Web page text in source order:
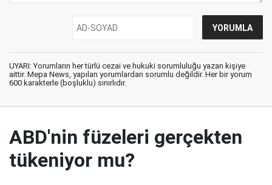
UYARI: Yorumların her türlü cezai ve hukuki sorumluluğu yazan kişiye
aittir. Mepa News, yapılan yorumlardan sorumlu değildir. Her bir yorum
600 karakterle (boşluklu) sınırlıdır.
ABD'nin füzeleri gerçekten
tükeniyor mu?